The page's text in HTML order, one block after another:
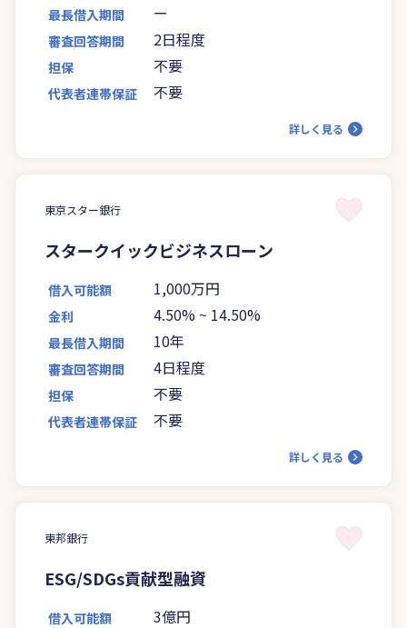
最長借入期間 ー
審査回答期間 2日程度
担保 不要
代表者連帯保証 不要
詳しく見る
東京スター銀行
スタークイックビジネスローン
借入可能額 1,000万円
金利 4.50% ~ 14.50%
最長借入期間 10年
審査回答期間 4日程度
担保 不要
代表者連帯保証 不要
詳しく見る
東邦銀行
ESG/SDGs貢献型融資
借入可能額 3億円